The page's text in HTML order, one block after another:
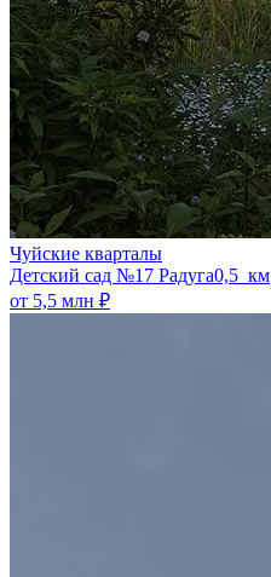
Чуйские кварталы
​Детский сад №17 Радуга0,5 км
от 5,5 млн ₽